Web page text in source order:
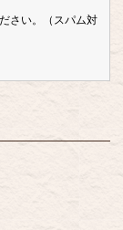
さい。（スパム対